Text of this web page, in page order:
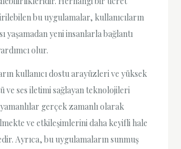
bu uygulamalar, kullanıcıların
yaşamadan yeni insanlarla bağlantı
olur.
kullanıcı dostu arayüzleri ve yüksek
ve ses iletimi sağlayan teknolojileri
gerçek zamanlı olarak
ve etkileşimlerini daha keyifli hale
Ayrıca, bu uygulamaların sunmuş